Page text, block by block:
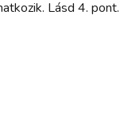
Lásd 4. pont.